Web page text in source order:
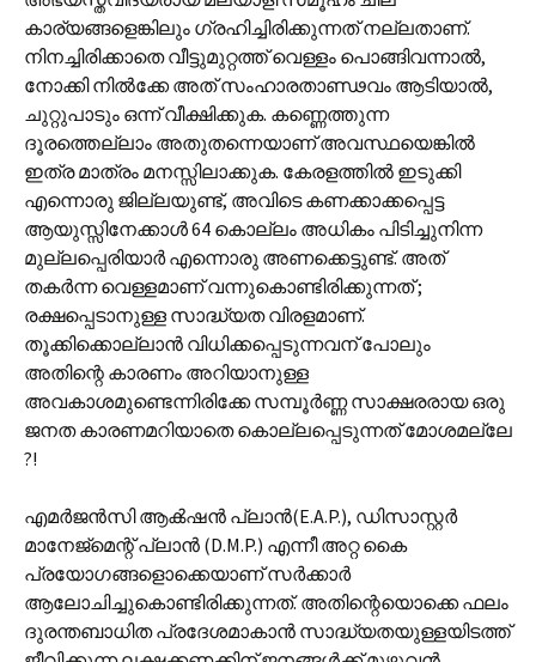
കാര്യങ്ങളെങ്കിലും ഗ്രഹിച്ചിരിക്കുന്നത് നല്ലതാണ്.
നിനച്ചിരിക്കാതെ വീട്ടുമുറ്റത്ത് വെള്ളം പൊങ്ങിവന്നാൽ,
നോക്കി നിൽക്കേ അത് സംഹാരതാണ്ഢവം ആടിയാൽ,
ചുറ്റുപാടും ഒന്ന് വീക്ഷിക്കുക. കണ്ണെത്തുന്ന
ദൂരത്തെല്ലാം അതുതന്നെയാണ് അവസ്ഥയെങ്കിൽ
ഇത്ര മാത്രം മനസ്സിലാക്കുക. കേരളത്തിൽ ഇടുക്കി
എന്നൊരു ജില്ലയുണ്ട്, അവിടെ കണക്കാക്കപ്പെട്ട
ആയുസ്സിനേക്കാൾ 64 കൊല്ലം അധികം പിടിച്ചുനിന്ന
മുല്ലപ്പെരിയാർ എന്നൊരു അണക്കെട്ടുണ്ട്. അത്
തകർന്ന വെള്ളമാണ് വന്നുകൊണ്ടിരിക്കുന്നത് ;
രക്ഷപ്പെടാനുള്ള സാദ്ധ്യത വിരളമാണ്.
തൂക്കിക്കൊല്ലാൻ വിധിക്കപ്പെടുന്നവന് പോലും
അതിന്റെ കാരണം അറിയാനുള്ള
അവകാശമുണ്ടെന്നിരിക്കേ സമ്പൂർണ്ണ സാക്ഷരരായ ഒരു
ജനത കാരണമറിയാതെ കൊല്ലപ്പെടുന്നത് മോശമല്ലേ
?!
എമർജൻസി ആൿഷൻ പ്ലാൻ(E.A.P.), ഡിസാസ്റ്റർ
മാനേജ്‌മെന്റ് പ്ലാൻ (D.M.P.) എന്നീ അറ്റ കൈ
പ്രയോഗങ്ങളൊക്കെയാണ് സർക്കാർ
ആലോചിച്ചുകൊണ്ടിരിക്കുന്നത്. അതിന്റെയൊക്കെ ഫലം
ദുരന്തബാധിത പ്രദേശമാകാൻ സാദ്ധ്യതയുള്ളയിടത്ത്